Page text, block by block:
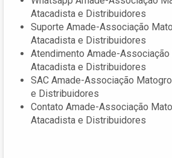
Atacadista e Distribuidores
Suporte Amade-Associação
Atacadista e Distribuidores
Atendimento Amade-
Atacadista e Distribuidores
SAC Amade-Associação
e Distribuidores
Contato Amade-Associação
Atacadista e Distribuidores